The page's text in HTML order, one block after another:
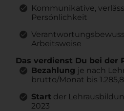
Kommunikative,
Persönlichkeit
Arbeitsweise
Das verdienst Du bei der
Bezahlung je nach
brutto/Monat bis
Start der
2023